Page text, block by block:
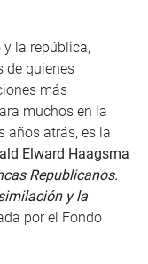
la república,
de quienes
más
muchos en la
años atrás, es la
Elward Haagsma
Republicanos.
y la
por el Fondo